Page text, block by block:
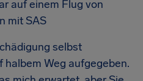
auf einem Flug von
mit SAS
selbst
Weg aufgegeben.